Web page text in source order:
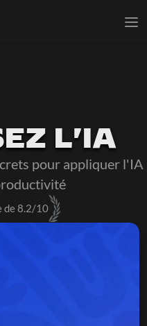
L'IA
pour appliquer l'IA
de 8.2/10